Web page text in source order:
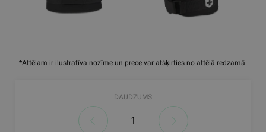
*Attēlam ir ilustratīva nozīme un prece var atšķirties no attēlā redzamā.
DAUDZUMS